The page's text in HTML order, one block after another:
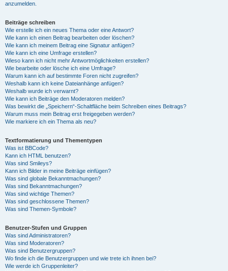
anzumelden.
Beiträge schreiben
Wie erstelle ich ein neues Thema oder eine Antwort?
Wie kann ich einen Beitrag bearbeiten oder löschen?
Wie kann ich meinem Beitrag eine Signatur anfügen?
Wie kann ich eine Umfrage erstellen?
Wieso kann ich nicht mehr Antwortmöglichkeiten erstellen?
Wie bearbeite oder lösche ich eine Umfrage?
Warum kann ich auf bestimmte Foren nicht zugreifen?
Weshalb kann ich keine Dateianhänge anfügen?
Weshalb wurde ich verwarnt?
Wie kann ich Beiträge den Moderatoren melden?
Was bewirkt die „Speichern“-Schaltfläche beim Schreiben eines Beitrags?
Warum muss mein Beitrag erst freigegeben werden?
Wie markiere ich ein Thema als neu?
Textformatierung und Thementypen
Was ist BBCode?
Kann ich HTML benutzen?
Was sind Smileys?
Kann ich Bilder in meine Beiträge einfügen?
Was sind globale Bekanntmachungen?
Was sind Bekanntmachungen?
Was sind wichtige Themen?
Was sind geschlossene Themen?
Was sind Themen-Symbole?
Benutzer-Stufen und Gruppen
Was sind Administratoren?
Was sind Moderatoren?
Was sind Benutzergruppen?
Wo finde ich die Benutzergruppen und wie trete ich ihnen bei?
Wie werde ich Gruppenleiter?